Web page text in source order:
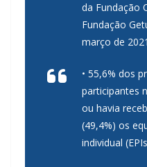
da Fundação
Fundação
março de
• 55,6% dos
participantes
ou havia
(49,4%) os
individual